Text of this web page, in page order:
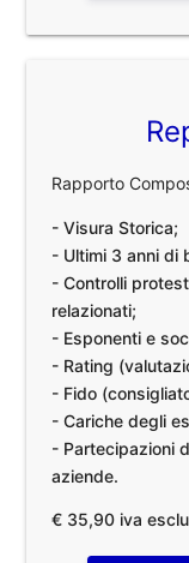
Rapporto
- Visura Storica;
- Ultimi 3 anni di
- Controlli
relazionati;
- Esponenti e
- Rating
- Fido
- Cariche degli
- Partecipazioni
aziende.
€ 35,90 iva